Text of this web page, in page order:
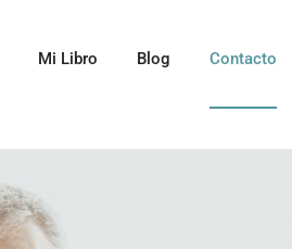
Mi Libro Blog Contacto